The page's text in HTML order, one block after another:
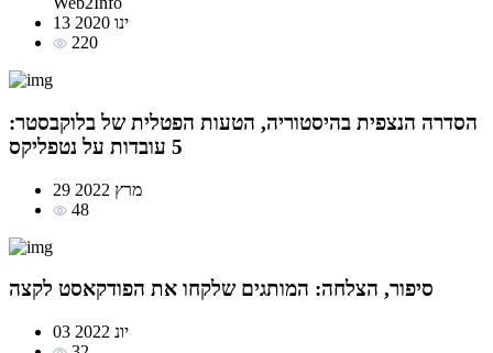
13 ינו 2020
220
הסדרה הנצפית בהיסטוריה, הטעות הפטלית של בלוקבסטר:
5 עובדות על נטפליקס
29 מרץ 2022
48
סיפור, הצלחה: המותגים שלקחו את הפודקאסט לקצה
03 יונ 2022